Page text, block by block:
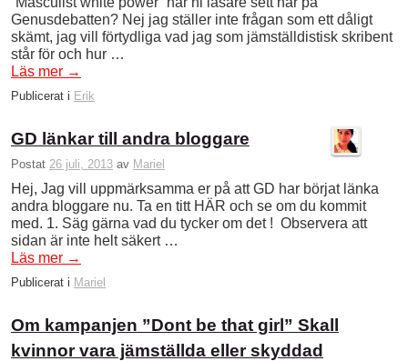
Genusdebatten? Nej jag ställer inte frågan som ett dåligt
skämt, jag vill förtydliga vad jag som jämställdistisk skribent
står för och hur …
Läs mer →
Publicerat i Erik
GD länkar till andra bloggare
Postat 26 juli, 2013 av Mariel
Hej, Jag vill uppmärksamma er på att GD har börjat länka
andra bloggare nu. Ta en titt HÄR och se om du kommit
med. 1. Säg gärna vad du tycker om det ! Observera att
sidan är inte helt säkert …
Läs mer →
Publicerat i Mariel
Om kampanjen ”Dont be that girl” Skall
kvinnor vara jämställda eller skyddad